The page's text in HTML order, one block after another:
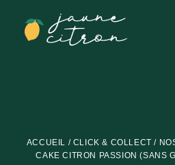
ACCUEIL / CLICK & COLLECT /
CAKE CITRON PASSION (SANS